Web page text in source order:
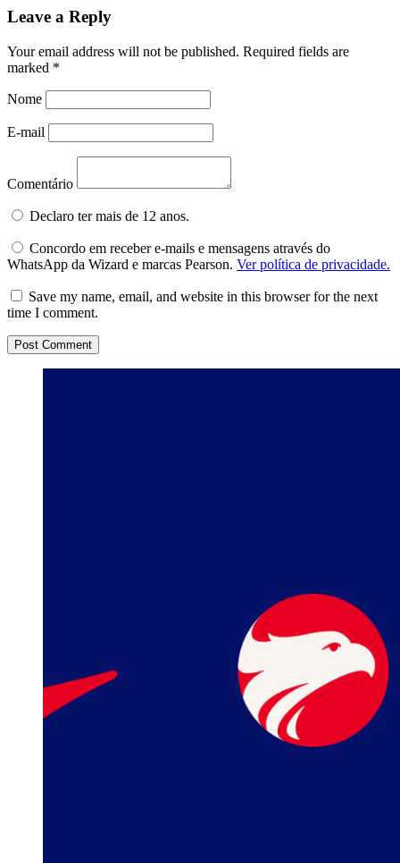
Leave a Reply
Your email address will not be published. Required fields are
marked *
Nome
E-mail
Comentário
Declaro ter mais de 12 anos.
Concordo em receber e-mails e mensagens através do
WhatsApp da Wizard e marcas Pearson. Ver política de privacidade.
Save my name, email, and website in this browser for the next
time I comment.